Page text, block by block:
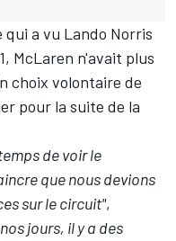
qui a vu Lando Norris
McLaren n'avait plus
choix volontaire de
pour la suite de la
de voir le
que nous devions
sur le circuit",
jours, il y a des